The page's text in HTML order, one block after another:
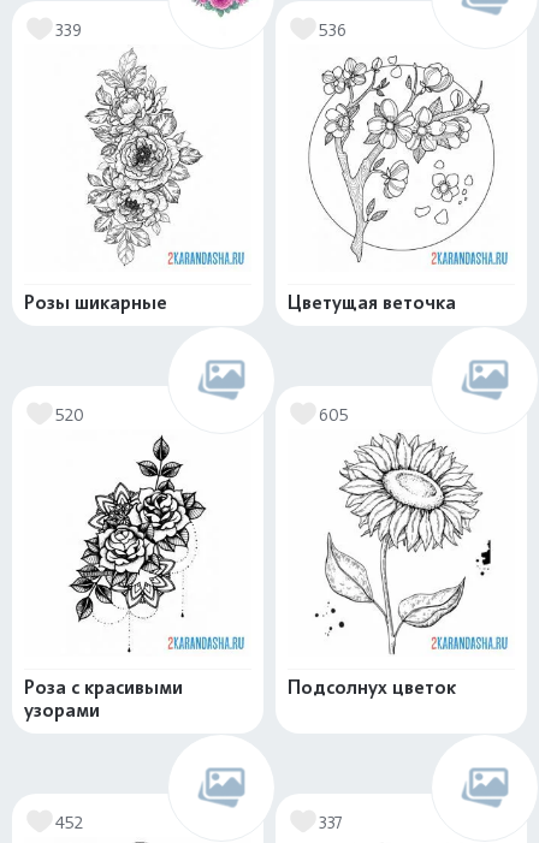
339
Розы шикарные
536
Цветущая веточка
520
Роза с красивыми
узорами
605
Подсолнух цветок
452 337